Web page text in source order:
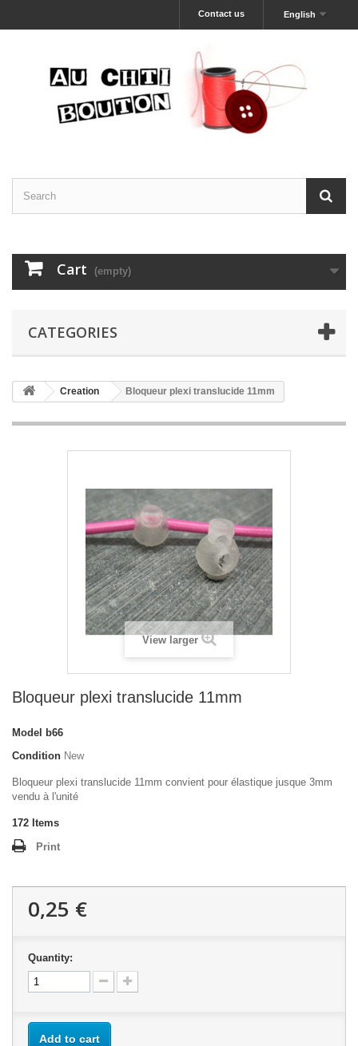
English
Contact us
Cart (empty)
CATEGORIES
Creation Bloqueur plexi translucide 11mm
View larger
Bloqueur plexi translucide 11mm
Model
b66
Condition New
Bloqueur plexi translucide 11mm convient pour élastique jusque 3mm
vendu à l'unité
172 Items
Print
0,25 €
Quantity:
Add to cart